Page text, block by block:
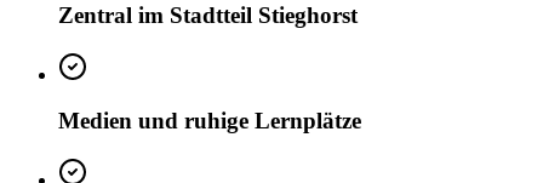
Zentral im Stadtteil Stieghorst
Medien und ruhige Lernplätze